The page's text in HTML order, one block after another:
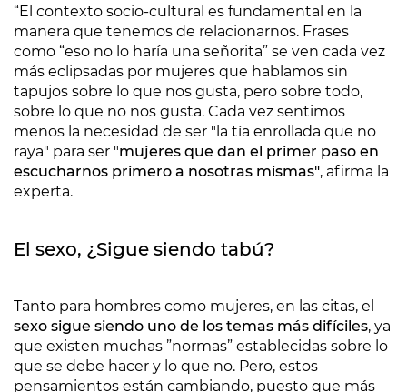
“El contexto socio-cultural es fundamental en la
manera que tenemos de relacionarnos. Frases
como “eso no lo haría una señorita” se ven cada vez
más eclipsadas por mujeres que hablamos sin
tapujos sobre lo que nos gusta, pero sobre todo,
sobre lo que no nos gusta. Cada vez sentimos
menos la necesidad de ser "la tía enrollada que no
raya" para ser "mujeres que dan el primer paso en
escucharnos primero a nosotras mismas", afirma la
experta.
El sexo, ¿Sigue siendo tabú?
Tanto para hombres como mujeres, en las citas, el
sexo sigue siendo uno de los temas más difíciles, ya
que existen muchas ”normas” establecidas sobre lo
que se debe hacer y lo que no. Pero, estos
pensamientos están cambiando, puesto que más